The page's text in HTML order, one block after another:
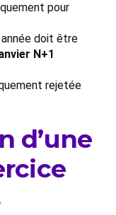
pour
doit être
N+1
rejetée
d’une